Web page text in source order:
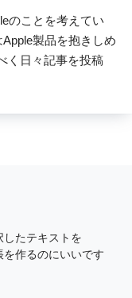
のことを考えてい
製品を抱きしめ
く日々記事を投稿
たテキストを
作るのにいいです